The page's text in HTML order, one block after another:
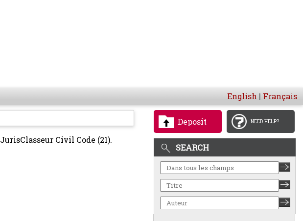
English | Français
Deposit NEED HELP?
SEARCH
JurisClasseur Civil Code (21).